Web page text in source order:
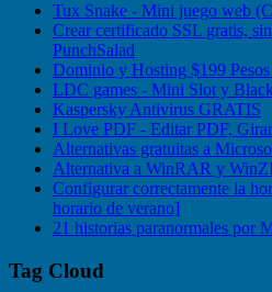
Tux Snake - Mini juego web
Crear certificado SSL gratis,
PunchSalad
Dominio y Hosting $199
LDC games - Mini Slot y
Kaspersky Antivirus GRATIS
I Love PDF - Editar PDF,
Alternativas gratuitas a
Alternativa a WinRAR y
Configurar correctamente la
horario de verano]
21 historias paranormales por
Tag Cloud